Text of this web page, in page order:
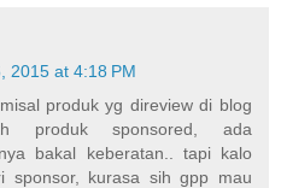
2015 at 4:18 PM
produk yg direview di blog
produk sponsored, ada
bakal keberatan.. tapi kalo
sponsor, kurasa sih gpp mau